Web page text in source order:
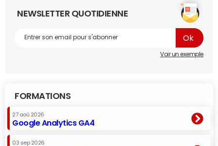
NEWSLETTER QUOTIDIENNE
Voir un exemple
FORMATIONS
27 aoû 2026
Google Analytics GA4
03 sep 2026